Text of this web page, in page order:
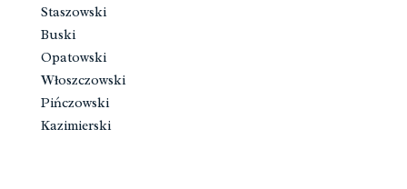
Staszowski
Buski
Opatowski
Włoszczowski
Pińczowski
Kazimierski